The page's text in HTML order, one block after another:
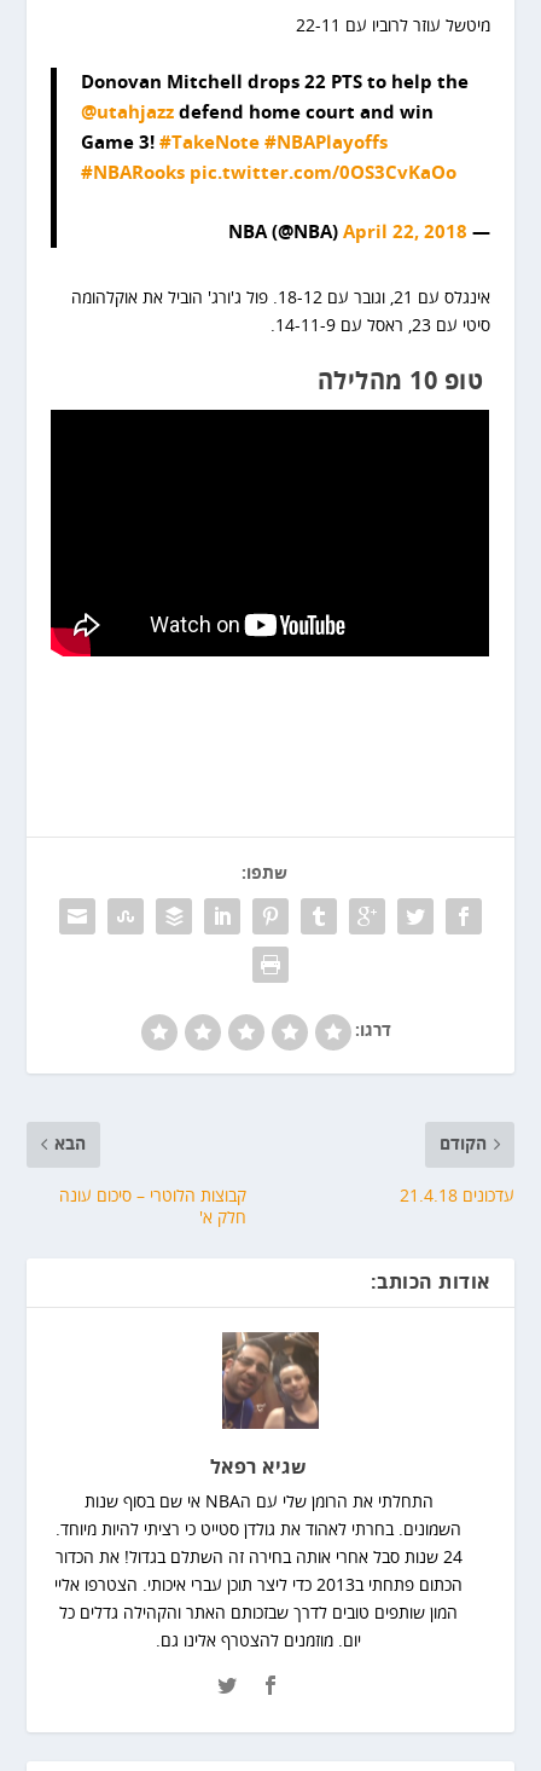
מיטשל עוזר לרוביו עם 22-11
Donovan Mitchell drops 22 PTS to help the
@utahjazz defend home court and win
Game 3!#TakeNote #NBAPlayoffs
#NBARooks pic.twitter.com/0OS3CvKaOo
— NBA (@NBA)
April 22, 2018
אינגלס עם 21, וגובר עם 18-12. פול ג'ורג' הוביל את אוקלהומה
סיטי עם 23, ראסל עם 14-11-9.
טופ 10 מהלילה
שתפו:
דרגו:
הקודם
עדכונים 21.4.18
הבא
קבוצות הלוטרי – סיכום עונה
חלק א'
אודות הכותב:
שגיא רפאל
התחלתי את הרומן שלי עם הNBA אי שם בסוף שנות
השמונים. בחרתי לאהוד את גולדן סטייט כי רציתי להיות מיוחד.
24 שנות סבל אחרי אותה בחירה זה השתלם בגדול! את הכדור
הכתום פתחתי ב2013 כדי ליצר תוכן עברי איכותי. הצטרפו אליי
המון שותפים טובים לדרך שבזכותם האתר והקהילה גדלים כל
יום. מוזמנים להצטרף אלינו גם.